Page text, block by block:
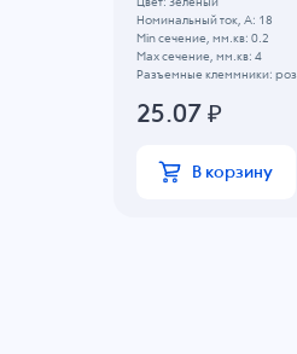
Номинальный ток, А: 18
Min сечение, мм.кв: 0.2
Max сечение, мм.кв: 4
Разъемные клеммники:
25.07 ₽
В корзину